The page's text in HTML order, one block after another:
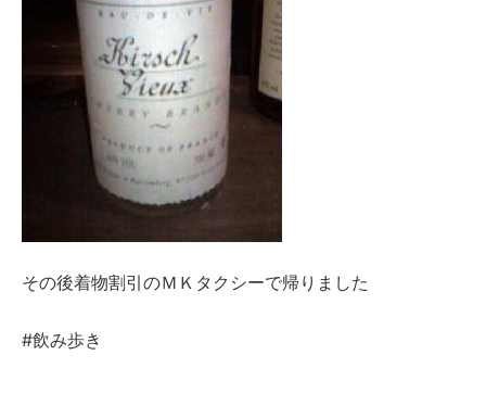
その後着物割引のＭＫタクシーで帰りました
#飲み歩き